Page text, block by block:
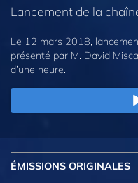
Lancement de la
Le 12 mars 2018,
présenté par M. David
d’une heure.
ÉMISSIONS ORIGINALES